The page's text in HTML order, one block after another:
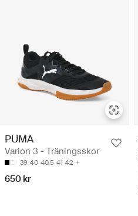
PUMA
Varion 3 - Träningsskor
39 40 40.5 41 42
650 kr